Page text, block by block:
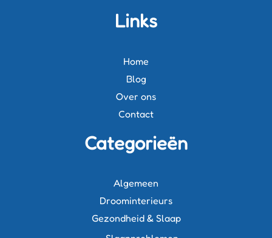
Links
Home
Blog
Over ons
Contact
Categorieën
Algemeen
Droominterieurs
Gezondheid & Slaap